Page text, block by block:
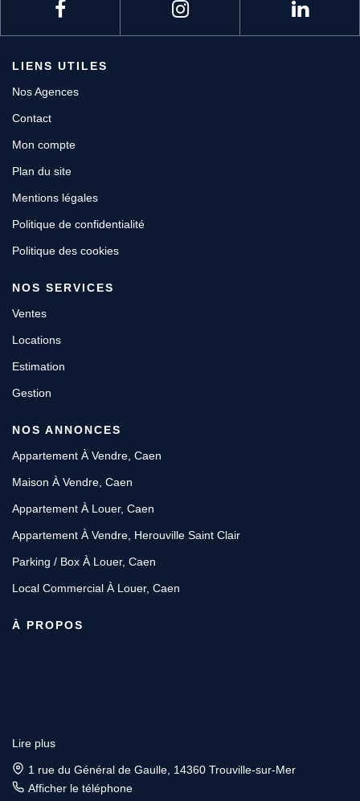
LIENS UTILES
Nos Agences
Contact
Mon compte
Plan du site
Mentions légales
Politique de confidentialité
Politique des cookies
NOS SERVICES
Ventes
Locations
Estimation
Gestion
NOS ANNONCES
Appartement À Vendre, Caen
Maison À Vendre, Caen
Appartement À Louer, Caen
Appartement À Vendre, Herouville Saint Clair
Parking / Box À Louer, Caen
Local Commercial À Louer, Caen
À PROPOS
Lire plus
1 rue du Général de Gaulle, 14360 Trouville-sur-Mer
Afficher le téléphone